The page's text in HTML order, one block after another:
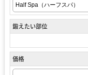
鍛えたい部位
価格